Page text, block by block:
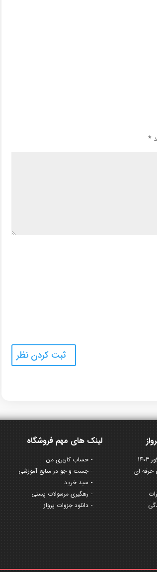
*
لینک های مهم فروشگاه
حساب کاربری من
جست و جو در منابع آموزشی
سبد خرید
رهگیری مرسولات پستی
دانلود جزوات پرواز
حرفه ای